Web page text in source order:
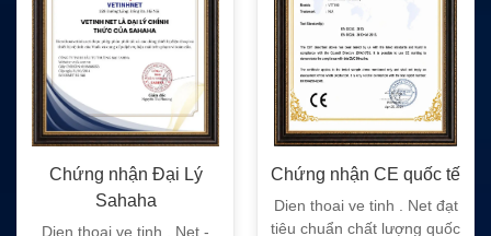
Chứng nhận Đại Lý
Sahaha
Dien thoai ve tinh . Net -
Chứng nhận CE quốc tế
Dien thoai ve tinh . Net đạt
tiêu chuẩn chất lượng quốc